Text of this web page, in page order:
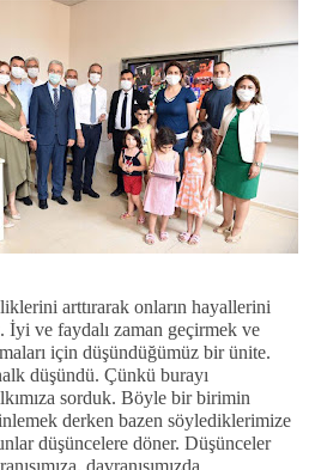
arttırarak onların hayallerini
İyi ve faydalı zaman geçirmek ve
için düşündüğümüz bir ünite.
düşündü. Çünkü burayı
sorduk. Böyle bir birimin
derken bazen söylediklerimize
düşüncelere döner. Düşünceler